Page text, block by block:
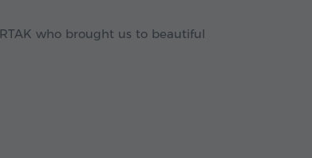
who brought us to beautiful